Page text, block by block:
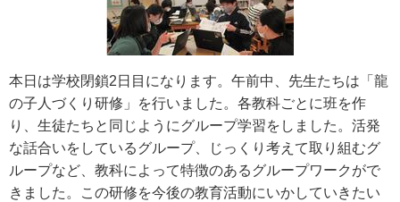
本日は学校閉鎖2日目になります。午前中、先生たちは「龍
の子人づくり研修」を行いました。各教科ごとに班を作
り、生徒たちと同じようにグループ学習をしました。活発
な話合いをしているグループ、じっくり考えて取り組むグ
ループなど、教科によって特徴のあるグループワークがで
きました。この研修を今後の教育活動にいかしていきたい